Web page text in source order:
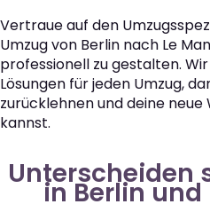
Vertraue auf den
Umzug von Berlin nach Le
professionell zu gestalten.
Lösungen für jeden Umzug,
zurücklehnen und deine
kannst.
Unterscheiden
in Berlin und